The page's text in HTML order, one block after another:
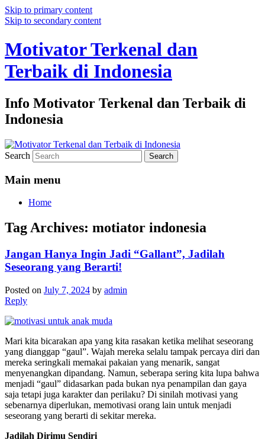
Skip to primary content
Skip to secondary content
Motivator Terkenal dan
Terbaik di Indonesia
Info Motivator Terkenal dan Terbaik di
Indonesia
Search
Main menu
Home
Tag Archives: motiator indonesia
Jangan Hanya Ingin Jadi “Gallant”, Jadilah
Seseorang yang Berarti!
Posted on July 7, 2024 by admin
Reply
Mari kita bicarakan apa yang kita rasakan ketika melihat seseorang
yang dianggap “gaul”. Wajah mereka selalu tampak percaya diri dan
mereka seringkali memakai pakaian yang menarik, sangat
menyenangkan dipandang. Namun, seberapa sering kita lupa bahwa
menjadi “gaul” didasarkan pada bukan nya penampilan dan gaya
saja tetapi juga karakter dan perilaku? Di sinilah motivasi yang
sebenarnya diperlukan, memotivasi orang lain untuk menjadi
seseorang yang berarti di sekitar mereka.
Jadilah Dirimu Sendiri